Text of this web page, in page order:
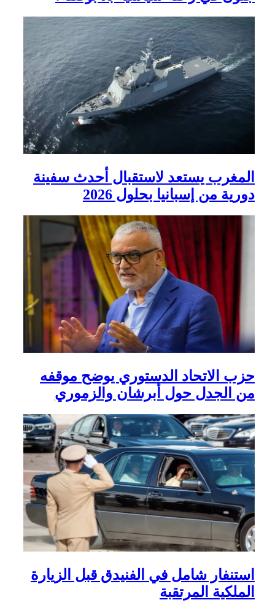
المغرب يستعد لاستقبال أحدث سفينة
دورية من إسبانيا بحلول 2026
حزب الاتحاد الدستوري يوضح موقفه
من الجدل حول أبرشان والزموري
استنفار شامل في الفنيدق قبل الزيارة
الملكية المرتقبة